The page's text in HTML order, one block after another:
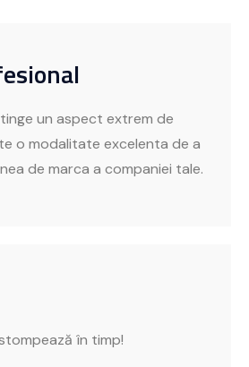
un aspect extrem de
o modalitate excelenta de a
de marca a companiei tale.
în timp!